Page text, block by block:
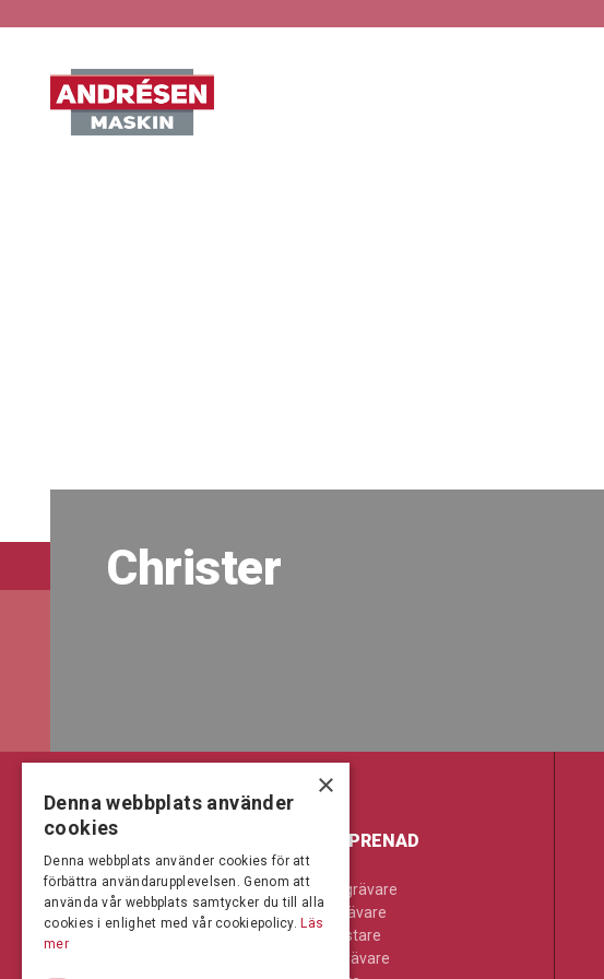
Christer
LANTBRUK & SKOG
Jordbearbetning
Kompaktlastare
ENTREPRENAD
Bandgrävare
Hjulgrävare
Hjullastare
Minigrävare
×
Denna webbplats använder
cookies
Denna webbplats använder cookies för att
förbättra användarupplevelsen. Genom att
använda vår webbplats samtycker du till alla
cookies i enlighet med vår cookiepolicy. Läs
mer